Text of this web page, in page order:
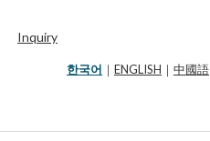
Inquiry
한국어 ｜ ENGLISH ｜ 中國語